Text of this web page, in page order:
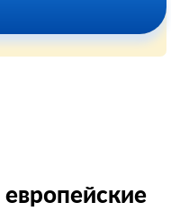
европейские